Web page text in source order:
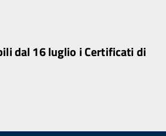
dal 16 luglio i Certificati di